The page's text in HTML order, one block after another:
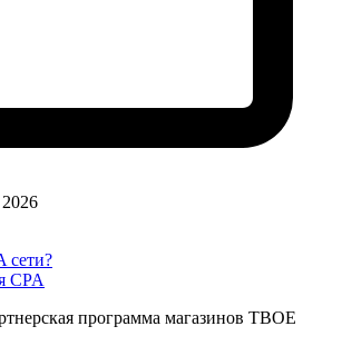
сети?
CPA
программа магазинов ТВОЕ